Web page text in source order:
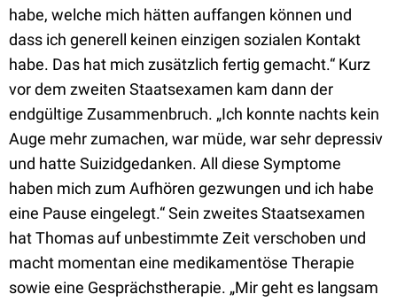
habe, welche mich hätten auffangen können und
dass ich generell keinen einzigen sozialen Kontakt
habe. Das hat mich zusätzlich fertig gemacht.“ Kurz
vor dem zweiten Staatsexamen kam dann der
endgültige Zusammenbruch. „Ich konnte nachts kein
Auge mehr zumachen, war müde, war sehr depressiv
und hatte Suizidgedanken. All diese Symptome
haben mich zum Aufhören gezwungen und ich habe
eine Pause eingelegt.“ Sein zweites Staatsexamen
hat Thomas auf unbestimmte Zeit verschoben und
macht momentan eine medikamentöse Therapie
sowie eine Gesprächstherapie. „Mir geht es langsam